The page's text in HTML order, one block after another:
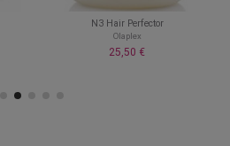
N3 Hair Perfector
Olaplex
25,50 €